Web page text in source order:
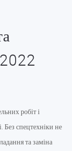
робіт і
Без спецтехніки не
та заміна